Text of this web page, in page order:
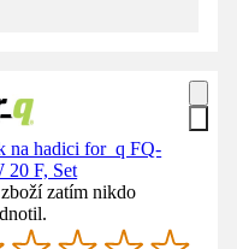
na hadici for_q FQ-
20 F, Set
zatím nikdo